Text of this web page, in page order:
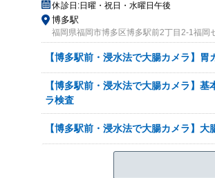
休診日:日曜・祝日・水曜日午後
博多駅
福岡県福岡市博多区博多駅前2丁目2-1福岡
【博多駅前・浸水法で大腸カメラ】
【博多駅前・浸水法で大腸カメラ】
ラ検査
【博多駅前・浸水法で大腸カメラ】大